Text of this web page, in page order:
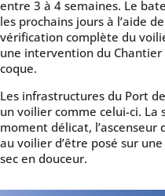
entre 3 à 4 semaines. Le
les prochains jours à l’aide
vérification complète du
une intervention du Chantier
coque.
Les infrastructures du Port
un voilier comme celui-ci. La
moment délicat,
au voilier d’être posé sur
sec en douceur.